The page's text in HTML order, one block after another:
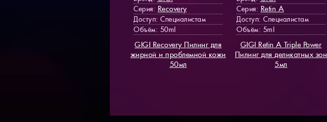
Серия: Recovery
Доступ: Специалистам
Объём: 50ml
GIGI Recovery Пилинг для
жирной и проблемной кожи
50мл
Серия: Retin A
Доступ: Специалистам
Объём: 5ml
GIGI Retin A Triple Power
Пилинг для деликатных зон
5мл